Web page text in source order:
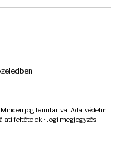
jog fenntartva. Adatvédelmi
feltételek • Jogi megjegyzés